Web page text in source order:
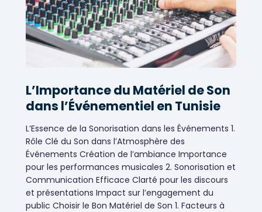
L’Importance du Matériel de Son
dans l’Événementiel en Tunisie
L’Essence de la Sonorisation dans les Événements 1.
Rôle Clé du Son dans l’Atmosphère des
Événements Création de l’ambiance Importance
pour les performances musicales 2. Sonorisation et
Communication Efficace Clarté pour les discours
et présentations Impact sur l’engagement du
public Choisir le Bon Matériel de Son 1. Facteurs à